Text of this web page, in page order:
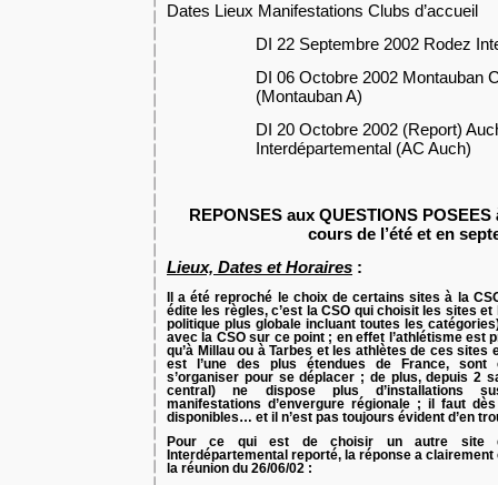
Dates Lieux Manifestations Clubs d’accueil
DI 22 Septembre 2002 Rodez
DI 06 Octobre 2002 Montauban
(Montauban A)
DI 20 Octobre 2002 (Report)
Interdépartemental (AC Auch)
REPONSES aux QUESTIONS
cours de l’été et en
Lieux, Dates et Horaires :
Il a été reproché le choix de certains sites à la
édite les règles, c’est la CSO qui choisit les sites et
politique plus globale incluant toutes les
avec la CSO sur ce point ; en effet l’athlétisme est
qu’à Millau ou à Tarbes et les athlètes de ces sites
est l’une des plus étendues de France, sont
s’organiser pour se déplacer ; de plus, depuis 2
central) ne dispose plus d’installations
manifestations d’envergure régionale ; il faut
disponibles… et il n’est pas toujours évident d’en
Pour ce qui est de choisir un autre site
Interdépartemental reporté, la réponse a
la réunion du 26/06/02 :